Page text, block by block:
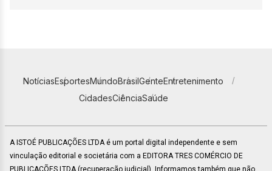
NotíciasEsportesMundoBrasilGenteEntretenimento
CidadesCiênciaSaúde
A ISTOÉ PUBLICAÇÕES LTDA é um portal digital independente e sem
vinculação editorial e societária com a EDITORA TRES COMÉRCIO DE